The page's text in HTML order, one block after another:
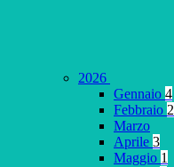
2026
Gennaio 4
Febbraio 2
Marzo
Aprile 3
Maggio 1